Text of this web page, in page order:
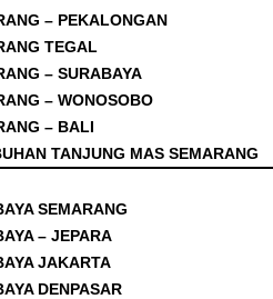
– PEKALONGAN
TEGAL
– SURABAYA
– WONOSOBO
– BALI
TANJUNG MAS SEMARANG
SEMARANG
– JEPARA
JAKARTA
DENPASAR